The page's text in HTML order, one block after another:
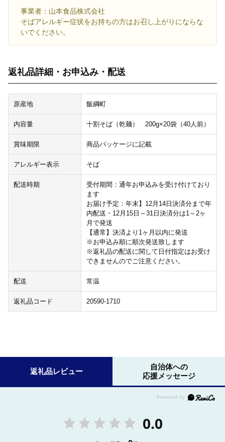
事業者：山本食品株式会社
そばアレルギー症状をお持ちの方はお召し上がりにならな
いでください。
返礼品詳細・お申込み・配送
原産地 飯綱町
内容量 十割そば（乾麺） 200g×20袋（40人前）
賞味期限 商品パッケージに記載
アレルギー表示 そば
配送時期
受付期間：通年お申込みを受け付けており
ます
お届け予定：年末】12月14日決済分まで年
内配送・12月15日～31日決済分は1～2ヶ
月で発送
【通常】決済より1ヶ月以内に発送
※お申込み順に順次発送致します
※返礼品の配送に関して日付指定はお受け
できませんのでご注意ください。
配送 常温
返礼品コード 20590-1710
返礼品レビュー
自治体への
応援メッセージ
0.0